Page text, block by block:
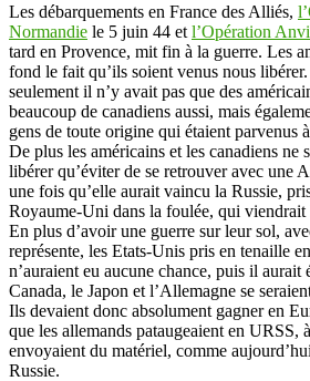
Les débarquements en France des Alliés,
Normandie le 5 juin 44 et l’Opération
tard en Provence, mit fin à la guerre. Les
fond le fait qu’ils soient venus nous
seulement il n’y avait pas que des
beaucoup de canadiens aussi, mais
gens de toute origine qui étaient parvenus
De plus les américains et les canadiens ne
libérer qu’éviter de se retrouver avec une
une fois qu’elle aurait vaincu la Russie,
Royaume-Uni dans la foulée, qui viendrait
En plus d’avoir une guerre sur leur sol,
représente, les Etats-Unis pris en tenaille
n’auraient eu aucune chance, puis il aurait
Canada, le Japon et l’Allemagne se
Ils devaient donc absolument gagner en
que les allemands pataugeaient en URSS,
envoyaient du matériel, comme
Russie.